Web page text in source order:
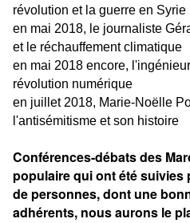
révolution et la guerre en Syrie
en mai 2018, le journaliste
et le réchauffement climatique
en mai 2018 encore,
révolution numérique
en juillet 2018, Marie-Noëlle
l'antisémitisme et son histoire
Conférences-débats des
populaire qui ont été
de personnes, dont une
adhérents, nous aurons le